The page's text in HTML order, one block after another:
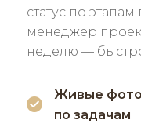
статус по
менеджер
неделю —
Живые
по задачам